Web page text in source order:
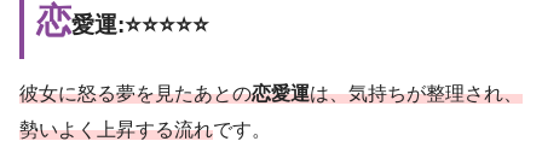
恋愛運:⭐️⭐️⭐️⭐️⭐️
彼女に怒る夢を見たあとの恋愛運は、気持ちが整理され、
勢いよく上昇する流れです。